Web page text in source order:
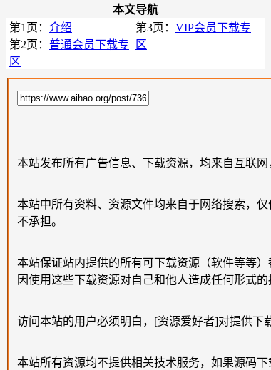
本文导航
第1页： 介绍
第2页： 普通会员下载专
区
第3页： VIP会员下载专
区
本站发布所有广告信息、下载资源，均来自互联
本站中所有资料、资源文件均来自于网络搜索，
不承担。
本站保证站内提供的所有可下载资源（软件等等
因使用这些下载资源对自己和他人造成任何形式的
访问本站的用户必须明白，[资源爱好者]对提供下
本站所有资源均不提供相关技术服务，如果源码下